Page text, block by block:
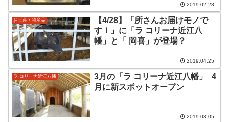
2019.02.28
お土産・特産品
【4/28】「所さんお届けモノで
す！」に「ラ コリーナ近江八
幡」と「 岡喜」が登場？
2019.04.25
ラ コリーナ近江八幡
3月の「ラ コリーナ近江八幡」_4
月に新スポットオープン
2019.03.05